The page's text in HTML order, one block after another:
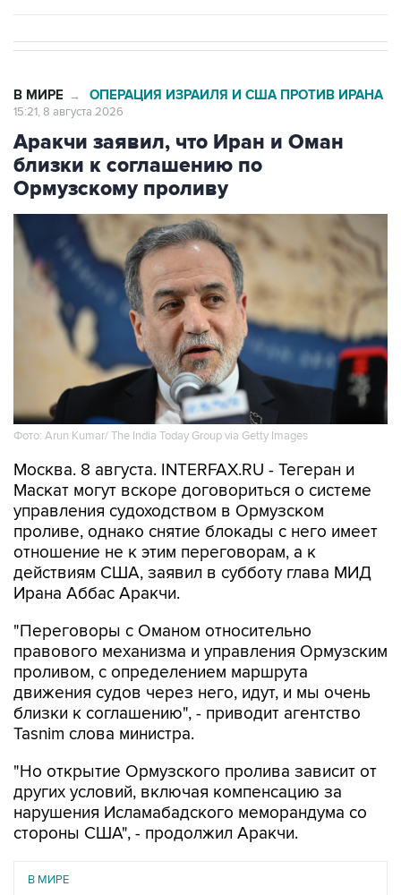
В МИРЕ → ОПЕРАЦИЯ ИЗРАИЛЯ И США ПРОТИВ ИРАНА
15:21, 8 августа 2026
Аракчи заявил, что Иран и Оман
близки к соглашению по
Ормузскому проливу
Фото: Arun Kumar/ The India Today Group via Getty Images
Москва. 8 августа. INTERFAX.RU - Тегеран и
Маскат могут вскоре договориться о системе
управления судоходством в Ормузском
проливе, однако снятие блокады с него имеет
отношение не к этим переговорам, а к
действиям США, заявил в субботу глава МИД
Ирана Аббас Аракчи.
"Переговоры с Оманом относительно
правового механизма и управления Ормузским
проливом, с определением маршрута
движения судов через него, идут, и мы очень
близки к соглашению", - приводит агентство
Tasnim слова министра.
"Но открытие Ормузского пролива зависит от
других условий, включая компенсацию за
нарушения Исламабадского меморандума со
стороны США", - продолжил Аракчи.
В МИРЕ